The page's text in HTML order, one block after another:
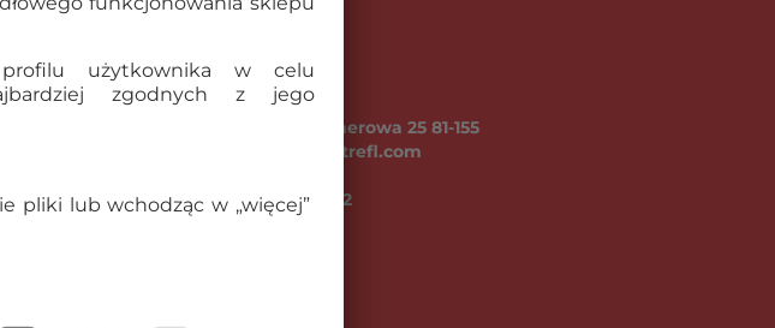
Szczegółowe dane
EAN:5900511348668
Kod produktu:34866
TREFL SA ul. Kontenerowa 25 81-155
Gdynia, Polska, trefl@trefl.com, www.trefl.com
Waga opakowania zbiorczego (kg):
0.42